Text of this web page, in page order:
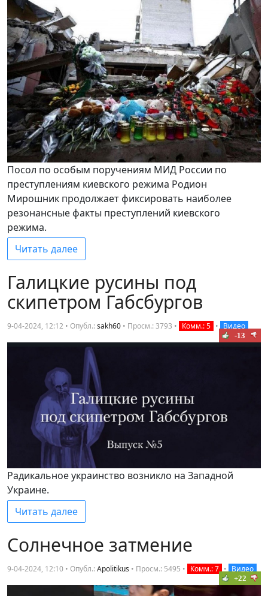
Посол по особым поручениям МИД России по
преступлениям киевского режима Родион
Мирошник продолжает фиксировать наиболее
резонансные факты преступлений киевского
режима.
Читать далее
Галицкие русины под
скипетром Габсбургов
9-04-2024, 12:12 • Опубл.:sakh60 • Просм.: 3793 • Комм.: 5 • Видео
-13
Радикальное украинство возникло на Западной
Украине.
Читать далее
Солнечное затмение
9-04-2024, 12:10 • Опубл.:Apolitikus • Просм.: 5495 • Комм.: 7 • Видео
+22